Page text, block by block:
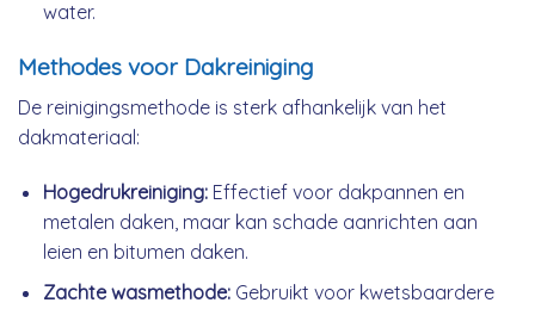
water.
Methodes voor Dakreiniging
De reinigingsmethode is sterk afhankelijk van het
dakmateriaal:
Hogedrukreiniging:Effectief voor dakpannen en
metalen daken, maar kan schade aanrichten aan
leien en bitumen daken.
Zachte wasmethode:Gebruikt voor kwetsbaardere